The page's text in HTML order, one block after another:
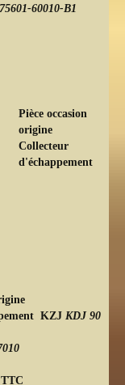
75601-60010-B1
Pièce occasion
origine
Collecteur
d'échappement
KZJ KDJ 90